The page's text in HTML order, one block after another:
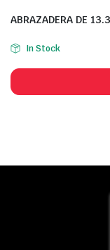
ABRAZADERA DE
In Stock